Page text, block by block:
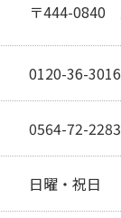
〒444-0840
0120-36-3016
0564-72-2283
日曜・祝日